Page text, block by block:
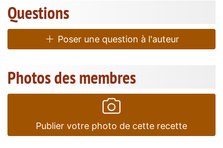
Questions
Poser une question à l'auteur
Photos des membres
Publier votre photo de cette recette